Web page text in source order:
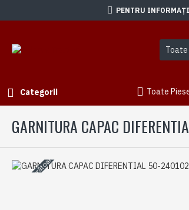
PENTRU
Toate
Categorii Toate
GARNITURA CAPAC
3-5 zile lucrătoare